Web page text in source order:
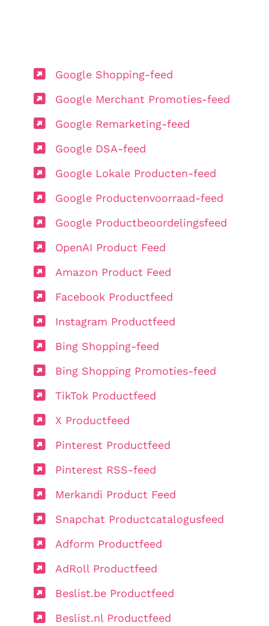
Google Shopping-feed
Google Merchant Promoties-feed
Google Remarketing-feed
Google DSA-feed
Google Lokale Producten-feed
Google Productenvoorraad-feed
Google Productbeoordelingsfeed
OpenAI Product Feed
Amazon Product Feed
Facebook Productfeed
Instagram Productfeed
Bing Shopping-feed
Bing Shopping Promoties-feed
TikTok Productfeed
X Productfeed
Pinterest Productfeed
Pinterest RSS-feed
Merkandi Product Feed
Snapchat Productcatalogusfeed
Adform Productfeed
AdRoll Productfeed
Beslist.be Productfeed
Beslist.nl Productfeed